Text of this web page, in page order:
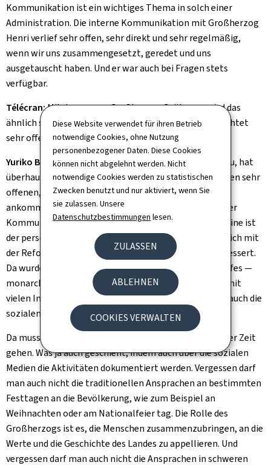
Diese Website verwendet für ihren Betrieb
notwendige Cookies, ohne Nutzung
personenbezogener Daten. Diese Cookies
können nicht abgelehnt werden. Nicht
notwendige Cookies werden zu statistischen
Zwecken benutzt und nur aktiviert, wenn Sie
sie zulassen. Unsere
Datenschutzbestimmungen lesen.
ZULASSEN
ABLEHNEN
COOKIES VERWALTEN
Kommunikation ist ein wichtiges Thema in solch einer
Administration. Die interne Kommunikation mit Großherzog
Henri verlief sehr offen, sehr direkt und sehr regelmäßig,
wenn wir uns zusammengesetzt, geredet und uns
ausgetauscht haben. Und er war auch bei Fragen stets
verfügbar.
Télécran:Mit dem neuen Großherzog Guillaume wird das
ähnlich sein, glauben Sie? Er wirkt ja von außen betrachtet
sehr offen...
Yuriko Backes:Er ist sehr offen, er geht auf die Leute zu, hat
überhaupt keine Berührungsängste. Guillaume hat einen sehr
offenen, positiven Kommunikationsstil, der sehr gut
ankommt. Und was man nicht vergessen darf, hinter der
Kommunikation steht auch eine Administration. Das eine ist
der persönliche Kommunikationsstil. Das andere hat sich mit
der Reform, die ich damals umgesetzt habe, sehr verbessert.
Da wurde eine neue Website des groß herzoglichen Hofes —
monarchie.lu - aufgestellt, ein sehr modernes Portal mit
vielen Informationen. Das ist ein Teil des Ganzen, und auch die
sozialen Medien gehören natürlich dazu.
Da muss der Hof genau wie andere Institutionen mit der Zeit
gehen. Was ja auch geschieht, indem auch über die sozialen
Medien die Aktivitäten dokumentiert werden. Vergessen darf
man auch nicht die traditionellen Ansprachen an bestimmten
Festtagen an die Bevölkerung, wie zum Beispiel an
Weihnachten oder am Nationalfeier tag. Die Rolle des
Großherzogs ist es, die Menschen zusammenzubringen, an die
Werte und die Geschichte des Landes zu appellieren. Und
vergessen darf man auch nicht die Ansprachen in schweren